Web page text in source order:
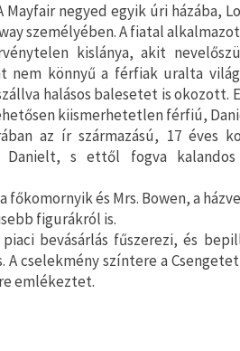
negyed egyik úri házába,
személyében. A fiatal
kislánya, akit
nem könnyű a férfiak uralta
halásos balesetet is okozott.
kiismerhetetlen férfiú,
az ír származású, 17 éves
s ettől fogva kalandos
főkomornyik és Mrs. Bowen, a
figurákról is.
bevásárlás fűszerezi, és
A cselekmény színtere a
emlékeztet.